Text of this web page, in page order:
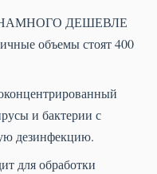
НАМНОГО ДЕШЕВЛЕ
объемы стоят 400
и бактерии с
дезинфекцию.
для обработки